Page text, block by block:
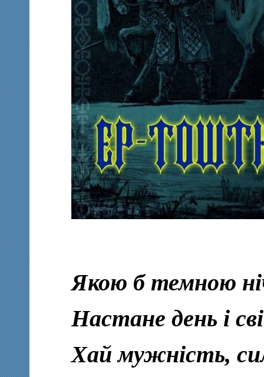
Якою б темною
Настане день і
Хай мужність,